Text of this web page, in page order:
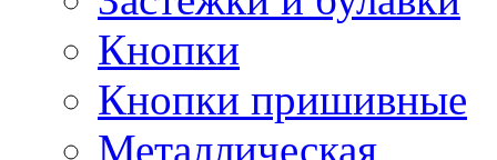
Кнопки
Кнопки пришивные
Металлическая